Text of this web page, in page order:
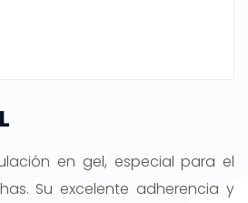
en gel, especial para el
Su excelente adherencia y